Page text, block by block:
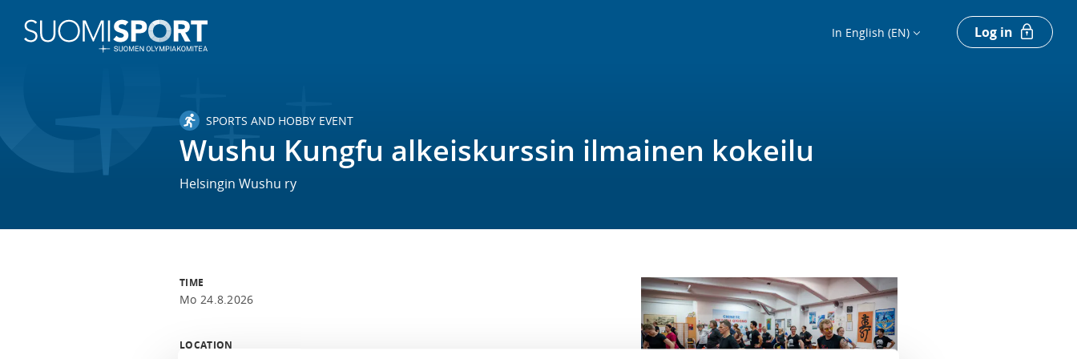
In English (EN) Log in
SPORTS AND HOBBY EVENT
Wushu Kungfu alkeiskurssin ilmainen kokeilu
Helsingin Wushu ry
TIME
Mo 24.8.2026
LOCATION